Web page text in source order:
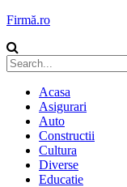
Firmă.ro
Acasa
Asigurari
Auto
Constructii
Cultura
Diverse
Educatie